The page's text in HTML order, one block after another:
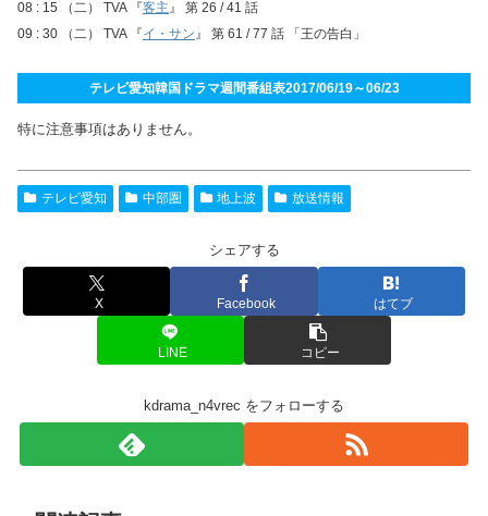
08 : 15 （二） TVA 『客主』 第 26 / 41 話
09 : 30 （二） TVA 『イ・サン』 第 61 / 77 話 「王の告白」
テレビ愛知韓国ドラマ週間番組表2017/06/19～06/23
特に注意事項はありません。
テレビ愛知 中部圏 地上波 放送情報
シェアする
X Facebook はてブ
LINE コピー
kdrama_n4vrec をフォローする